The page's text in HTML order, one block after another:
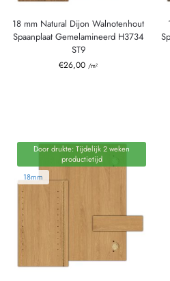
18 mm Natural Dijon Walnotenhout
Spaanplaat Gemelamineerd H3734
ST9
€26,00 /m²
Door drukte: Tijdelijk 2 weken
productietijd
18mm